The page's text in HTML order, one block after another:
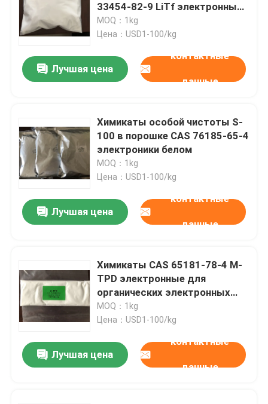
Свяжитесь мы
Спросите цитату
Резиновый материал для покрытий
Электронные химикаты
Органические фотовольтайческие материалы
Сырье фармацевтической продукции
Сырье личной заботы
Косметическое сырье
33454-82-9 LiTf электронный
химический аддитивный
MOQ：1kg
Цена：USD1-100/kg
Лучшая цена
контактные
данные
Химикаты особой чистоты S-
100 в порошке CAS 76185-65-4
электроники белом
MOQ：1kg
Цена：USD1-100/kg
Лучшая цена
контактные
данные
Химикаты CAS 65181-78-4 M-
TPD электронные для
органических электронных
устройств
MOQ：1kg
Цена：USD1-100/kg
Лучшая цена
контактные
данные